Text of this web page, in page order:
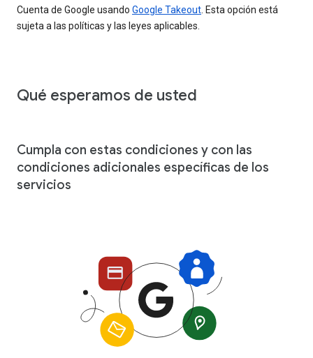
Cuenta de Google usando Google Takeout . Esta opción está
sujeta a las políticas y las leyes aplicables.
Qué esperamos de usted
Cumpla con estas condiciones y con las
condiciones adicionales específicas de los
servicios